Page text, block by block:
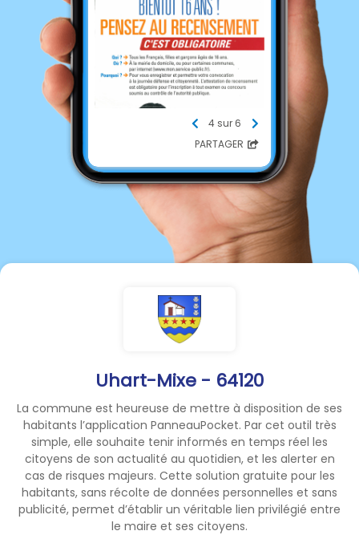
Uhart-Mixe - 64120
La commune est heureuse de mettre à disposition de ses
habitants l’application PanneauPocket. Par cet outil très
simple, elle souhaite tenir informés en temps réel les
citoyens de son actualité au quotidien, et les alerter en
cas de risques majeurs. Cette solution gratuite pour les
habitants, sans récolte de données personnelles et sans
publicité, permet d’établir un véritable lien privilégié entre
le maire et ses citoyens.
4 sur 6
PARTAGER